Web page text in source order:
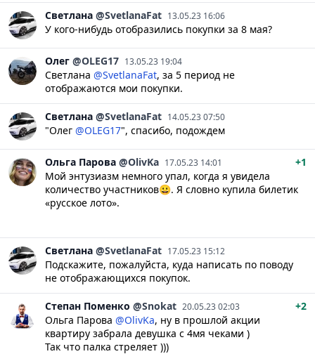
Светлана @SvetlanaFat 13.05.23 16:06
У кого-нибудь отобразились покупки за 8 мая?
Олег @OLEG17 13.05.23 19:04
Светлана @SvetlanaFat, за 5 период не
отображаются мои покупки.
Светлана @SvetlanaFat 14.05.23 07:50
"Олег @OLEG17", спасибо, подождем
Ольга Парова @OlivKa 17.05.23 14:01
+1
Мой энтузиазм немного упал, когда я увидела
количество участников😀. Я словно купила билетик
«русское лото».
Светлана @SvetlanaFat 17.05.23 15:12
Подскажите, пожалуйста, куда написать по поводу
не отображающихся покупок.
Степан Поменко @Snokat 20.05.23 02:03
+2
Ольга Парова @OlivKa, ну в прошлой акции
квартиру забрала девушка с 4мя чеками )
Так что палка стреляет )))